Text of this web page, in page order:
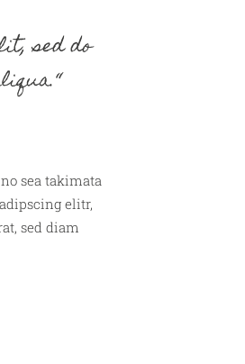
sed do
sea takimata
elitr,
sed diam